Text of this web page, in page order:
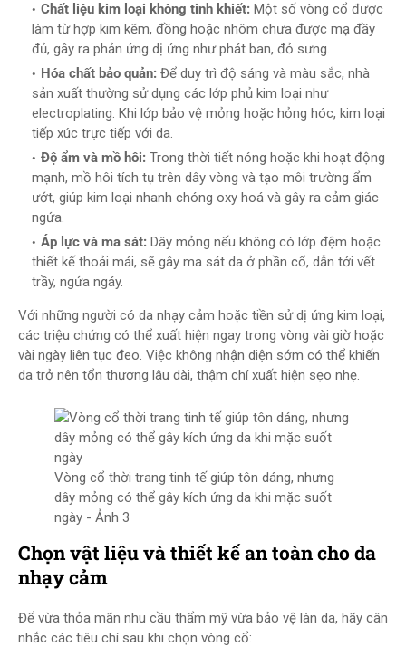
Chất liệu kim loại không tinh khiết: Một số vòng cổ được
làm từ hợp kim kẽm, đồng hoặc nhôm chưa được mạ đầy
đủ, gây ra phản ứng dị ứng như phát ban, đỏ sưng.
Hóa chất bảo quản: Để duy trì độ sáng và màu sắc, nhà
sản xuất thường sử dụng các lớp phủ kim loại như
electroplating. Khi lớp bảo vệ mỏng hoặc hỏng hóc, kim loại
tiếp xúc trực tiếp với da.
Độ ẩm và mồ hôi: Trong thời tiết nóng hoặc khi hoạt động
mạnh, mồ hôi tích tụ trên dây vòng và tạo môi trường ẩm
ướt, giúp kim loại nhanh chóng oxy hoá và gây ra cảm giác
ngứa.
Áp lực và ma sát: Dây mỏng nếu không có lớp đệm hoặc
thiết kế thoải mái, sẽ gây ma sát da ở phần cổ, dẫn tới vết
trầy, ngứa ngáy.
Với những người có da nhạy cảm hoặc tiền sử dị ứng kim loại,
các triệu chứng có thể xuất hiện ngay trong vòng vài giờ hoặc
vài ngày liên tục đeo. Việc không nhận diện sớm có thể khiến
da trở nên tổn thương lâu dài, thậm chí xuất hiện sẹo nhẹ.
Vòng cổ thời trang tinh tế giúp tôn dáng, nhưng
dây mỏng có thể gây kích ứng da khi mặc suốt
ngày - Ảnh 3
Chọn vật liệu và thiết kế an toàn cho da
nhạy cảm
Để vừa thỏa mãn nhu cầu thẩm mỹ vừa bảo vệ làn da, hãy cân
nhắc các tiêu chí sau khi chọn vòng cổ: